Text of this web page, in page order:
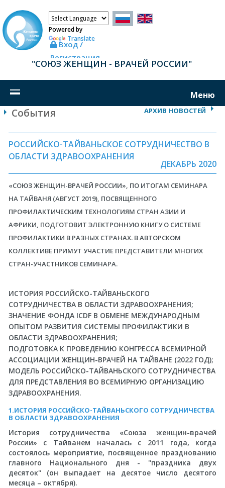
Powered by
Translate
Вход /
Регистрация
"СОЮЗ ЖЕНЩИН - ВРАЧЕЙ РОССИИ"
Меню
События АРХИВ НОВОСТЕЙ
РОССИЙСКО-ТАЙВАНЬСКОЕ СОТРУДНИЧЕСТВО В
ОБЛАСТИ ЗДРАВООХРАНЕНИЯ
ДЕКАБРЬ 2020
«СОЮЗ ЖЕНЩИН-ВРАЧЕЙ РОССИИ», ПО ИТОГАМ СЕМИНАРА
НА ТАЙВАНЯ (АВГУСТ 2019), ПОСВЯЩЕННОГО
ПРОФИЛАКТИЧЕСКИМ ТЕХНОЛОГИЯМ СТРАН АЗИИ И
АФРИКИ, ПОДГОТОВИТ ЭЛЕКТРОННУЮ КНИГУ О СИСТЕМЕ
ПРОФИЛАКТИКИ В РАЗНЫХ СТРАНАХ. В АВТОРСКОМ
КОЛЛЕКТИВЕ ПРИМУТ УЧАСТИЕ ПРЕДСТАВИТЕЛИ МНОГИХ
СТРАН-УЧАСТНИКОВ СЕМИНАРА.
ИСТОРИЯ РОССИЙСКО-ТАЙВАНЬСКОГО
СОТРУДНИЧЕСТВА В ОБЛАСТИ ЗДРАВООХРАНЕНИЯ;
ЗНАЧЕНИЕ ФОНДА ICDF В ОБМЕНЕ МЕЖДУНАРОДНЫМ
ОПЫТОМ РАЗВИТИЯ СИСТЕМЫ ПРОФИЛАКТИКИ В
ОБЛАСТИ ЗДРАВООХРАНЕНИЯ;
ПОДГОТОВКА К ПРОВЕДЕНИЮ КОНГРЕССА ВСЕМИРНОЙ
АССОЦИАЦИИ ЖЕНЩИН-ВРАЧЕЙ НА ТАЙВАНЕ (2022 ГОД);
МОДЕЛЬ РОССИЙСКО-ТАЙВАНЬСКОГО СОТРУДНИЧЕСТВА
ДЛЯ ПРЕДСТАВЛЕНИЯ ВО ВСЕМИРНУЮ ОРГАНИЗАЦИЮ
ЗДРАВООХРАНЕНИЯ.
1.ИСТОРИЯ РОССИЙСКО-ТАЙВАНЬСКОГО СОТРУДНИЧЕСТВА
В ОБЛАСТИ ЗДРАВООХРАНЕНИЯ
История сотрудничества «Союза женщин-врачей
России» с Тайванем началась с 2011 года, когда
состоялось мероприятие, посвященное празднованию
главного Национального дня - "праздника двух
десяток" (он выпадает на десятое число десятого
месяца – октября).